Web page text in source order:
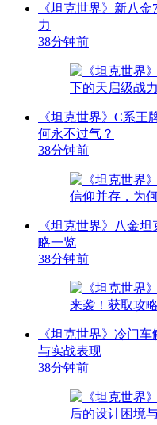
《坦克世界》新八
力
38分钟前
《坦克世界》C系
何永不过气？
38分钟前
《坦克世界》八金
略一览
38分钟前
《坦克世界》冷门
与实战表现
38分钟前